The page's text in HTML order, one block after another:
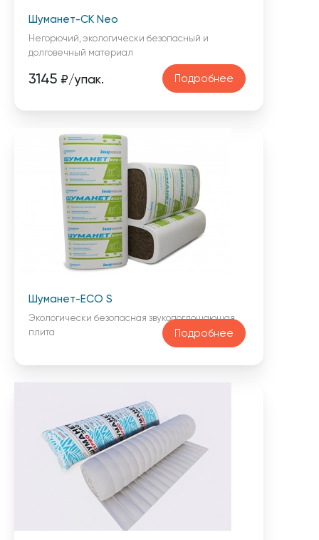
Шуманет-СК Neo
Негорючий, экологически безопасный и
долговечный материал
3145 ₽/упак. Подробнее
Шуманет-ECO S
Экологически безопасная звукопоглощающая
плита
Подробнее